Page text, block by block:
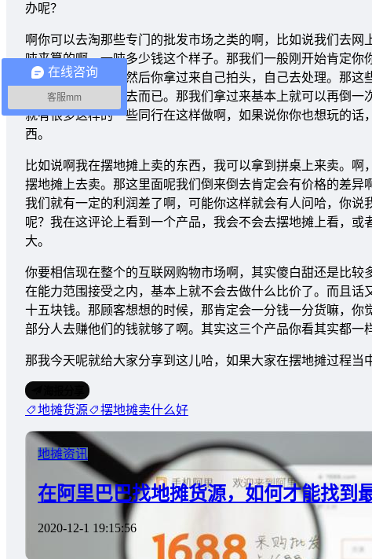
办呢？
啊你可以去淘那些专门的批发市场之类的啊，比如说我们去
吨来算的啊，一吨多少钱这个样子。那我们一般刚开始肯定
斤，先试一下啊，然后你拿过来自己拍头，自己去处理。那
别人那儿没有卖出去而已。那我们拿过来基本上就可以再倒
就有很多这样的一些同行在这样做啊，如果说你你也想玩的
西。
比如说啊我在摆地摊上卖的东西，我可以拿到拼桌上来卖。
摆地摊上去卖。那这里面呢我们倒来倒去肯定会有价格的差
我们就有一定的利润差了啊，可能你这样就会有人问哈，你
呢？我在这评论上看到一个产品，我会不会去摆地摊上看，
大。
你要相信现在整个的互联网购物市场啊，其实傻白甜还是比较
在能力范围接受之内，基本上就不会去做什么比价了。而且
十五块钱。那顾客想想的时候，那肯定会一分钱一分货嘛，
部分人去赚他们的钱就够了啊。其实这三个产品你看其实都一
那我今天呢就给大家分享到这儿哈，如果大家在摆地摊过程当
地摊货源 摆地摊卖什么好
地摊资讯
在阿里巴巴找地摊货源，如何才能找到
2020-12-1 19:15:56
在线咨询
客服mm